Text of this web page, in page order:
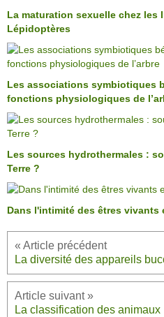
La maturation sexuelle chez les
Lépidoptères
Les associations symbiotiques
fonctions physiologiques de
Les sources hydrothermales :
Terre ?
Dans l'intimité des êtres vivants
La classification des animaux